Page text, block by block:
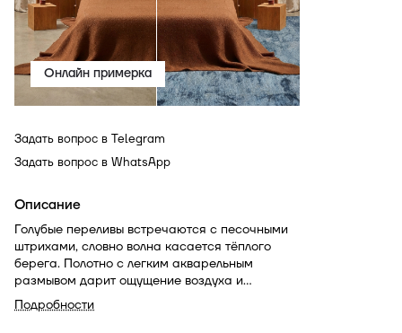
Онлайн примерка
Задать вопрос в Telegram
Задать вопрос в WhatsApp
Описание
Голубые переливы встречаются с песочными
штрихами, словно волна касается тёплого
берега. Полотно с легким акварельным
размывом дарит ощущение воздуха и
простора. Идеален для сканди, минимализма
и средиземноморских интерьеров с большим
Подробности